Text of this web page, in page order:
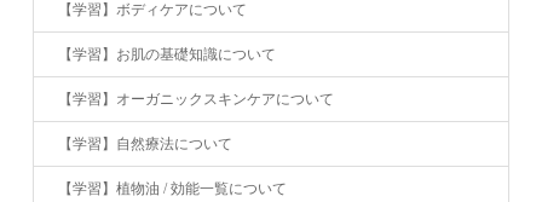
【学習】ボディケアについて
【学習】お肌の基礎知識について
【学習】オーガニックスキンケアについて
【学習】自然療法について
【学習】植物油 / 効能一覧について